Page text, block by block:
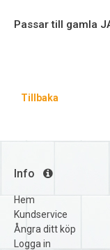
Passar till gamla
Tillbaka
Info
Hem
Kundservice
Ångra ditt köp
Logga in